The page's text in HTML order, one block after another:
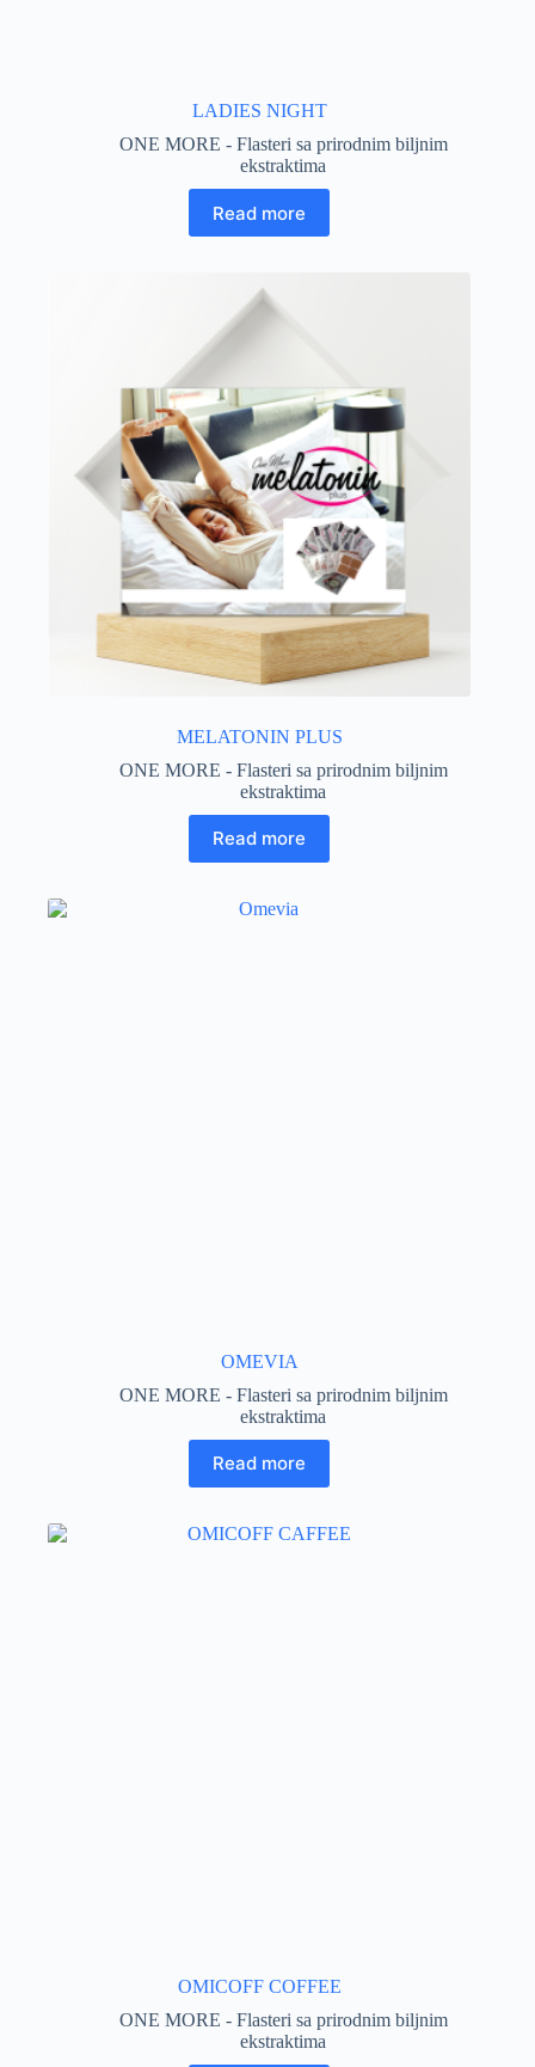
LADIES NIGHT
ONE MORE - Flasteri sa prirodnim biljnim
ekstraktima
Read more
MELATONIN PLUS
ONE MORE - Flasteri sa prirodnim biljnim
ekstraktima
Read more
OMEVIA
ONE MORE - Flasteri sa prirodnim biljnim
ekstraktima
Read more
OMICOFF COFFEE
ONE MORE - Flasteri sa prirodnim biljnim
ekstraktima